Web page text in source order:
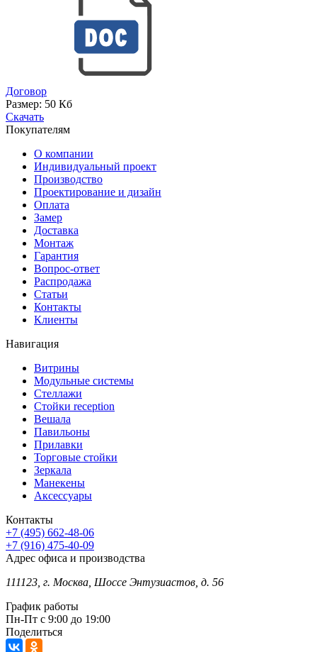
Договор
Размер: 50 Кб
Скачать
Покупателям
О компании
Индивидуальный проект
Производство
Проектирование и дизайн
Оплата
Замер
Доставка
Монтаж
Гарантия
Вопрос-ответ
Распродажа
Статьи
Контакты
Клиенты
Навигация
Витрины
Модульные системы
Стеллажи
Стойки reception
Вешала
Павильоны
Прилавки
Торговые стойки
Зеркала
Манекены
Аксессуары
Контакты
+7 (495) 662-48-06
+7 (916) 475-40-09
Адрес офиса и производства
111123, г. Москва, Шоссе Энтузиастов, д. 56
График работы
Пн-Пт с 9:00 до 19:00
Поделиться